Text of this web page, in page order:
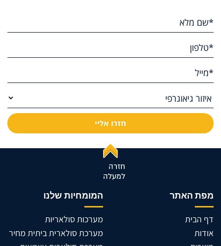
חזרה
למעלה
מפת האתר
דף הבית
אודות
המומחיות שלנו
מערכות סולאריות
מערכת סולארית ביתית מחיר